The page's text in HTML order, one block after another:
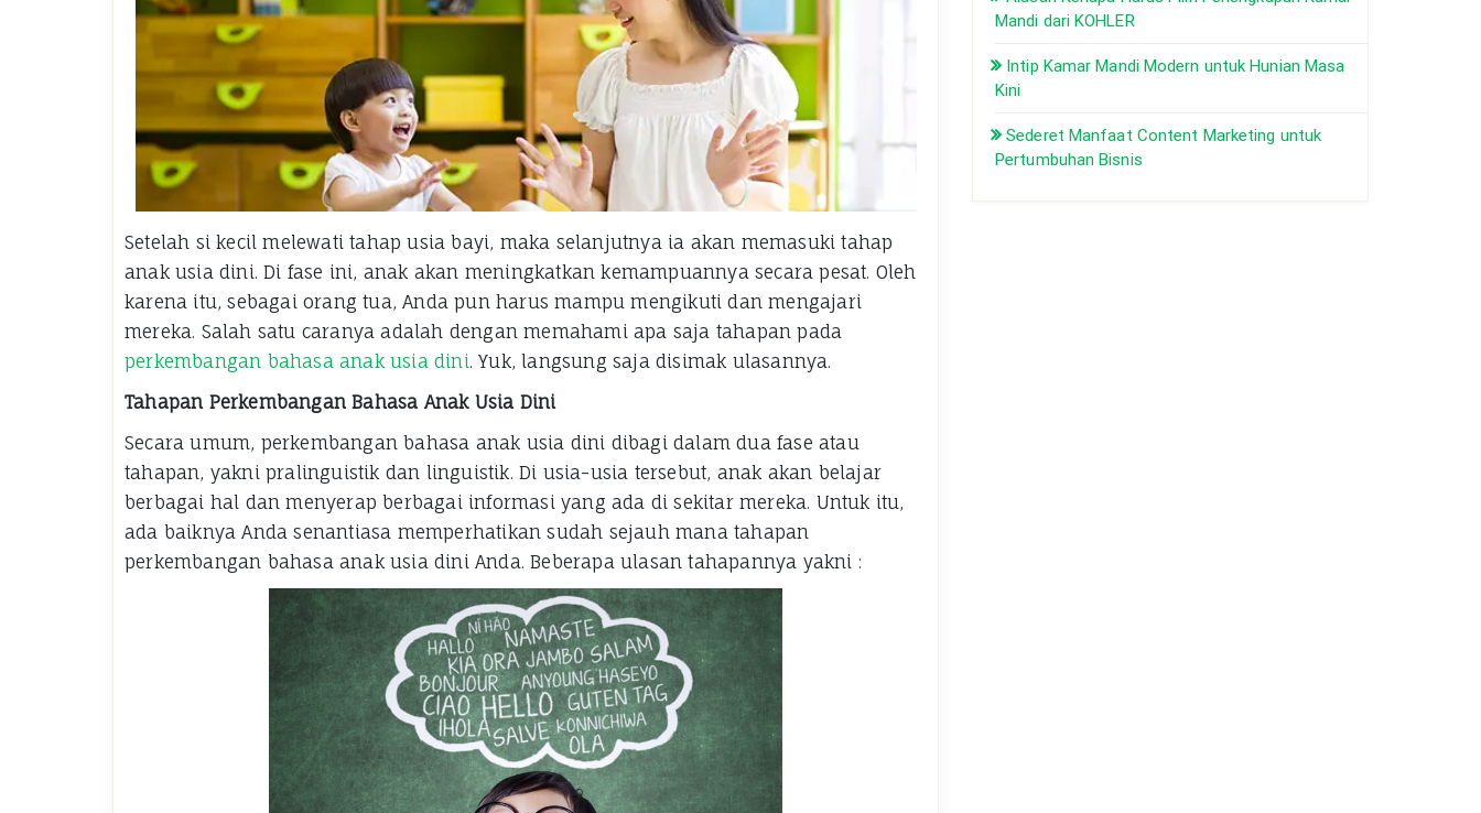
Setelah si kecil melewati tahap usia bayi, maka selanjutnya ia akan memasuki tahap
anak usia dini. Di fase ini, anak akan meningkatkan kemampuannya secara pesat. Oleh
karena itu, sebagai orang tua, Anda pun harus mampu mengikuti dan mengajari
mereka. Salah satu caranya adalah dengan memahami apa saja tahapan pada
perkembangan bahasa anak usia dini. Yuk, langsung saja disimak ulasannya.
Tahapan Perkembangan Bahasa Anak Usia Dini
Secara umum, perkembangan bahasa anak usia dini dibagi dalam dua fase atau
tahapan, yakni pralinguistik dan linguistik. Di usia-usia tersebut, anak akan belajar
berbagai hal dan menyerap berbagai informasi yang ada di sekitar mereka. Untuk itu,
ada baiknya Anda senantiasa memperhatikan sudah sejauh mana tahapan
perkembangan bahasa anak usia dini Anda. Beberapa ulasan tahapannya yakni :
Mandi dari KOHLER
Intip Kamar Mandi Modern untuk Hunian Masa
Kini
Sederet Manfaat Content Marketing untuk
Pertumbuhan Bisnis